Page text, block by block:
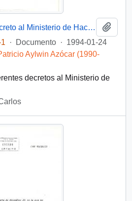
[Petición de dictar decreto al Ministerio de Hacienda]
· Documento · 1994-01-24
Aylwin Azócar (1990-
decretos al Ministerio de